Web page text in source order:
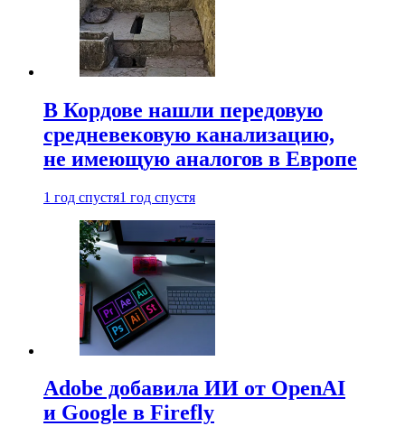
В Кордове нашли передовую
средневековую канализацию,
не имеющую аналогов в Европе
1 год спустя1 год спустя
Adobe добавила ИИ от OpenAI
и Google в Firefly